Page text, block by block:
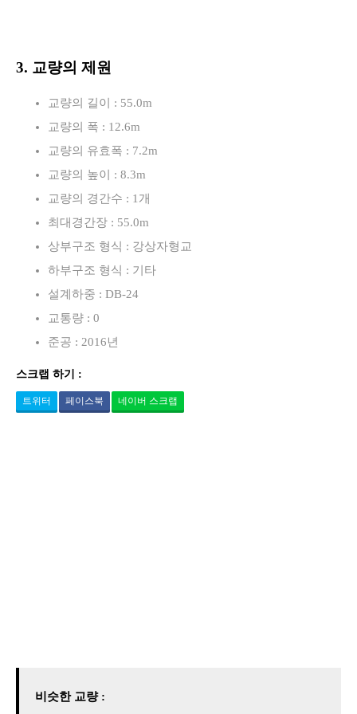
3. 교량의 제원
교량의 길이 : 55.0m
교량의 폭 : 12.6m
교량의 유효폭 : 7.2m
교량의 높이 : 8.3m
교량의 경간수 : 1개
최대경간장 : 55.0m
상부구조 형식 : 강상자형교
하부구조 형식 : 기타
설계하중 : DB-24
교통량 : 0
준공 : 2016년
스크랩 하기 :
트위터 페이스북 네이버 스크랩
비슷한 교량 :